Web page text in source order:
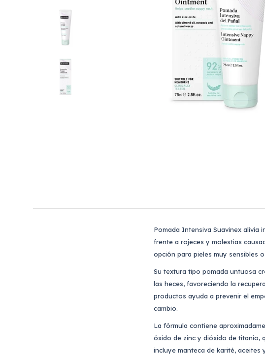
Pomada Intensiva Suavinex alivia
frente a rojeces y molestias
opción para pieles muy sensibles
Su textura tipo pomada untuosa
las heces, favoreciendo la
productos ayuda a prevenir el
cambio.
La fórmula contiene
óxido de zinc y dióxido de titanio,
incluye manteca de karité, aceites